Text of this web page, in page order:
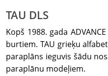
TAU DLS
Kopš 1988. gada
burtiem. TAU grieķu
paraplāns ieguvis šādu
paraplānu modeļiem.